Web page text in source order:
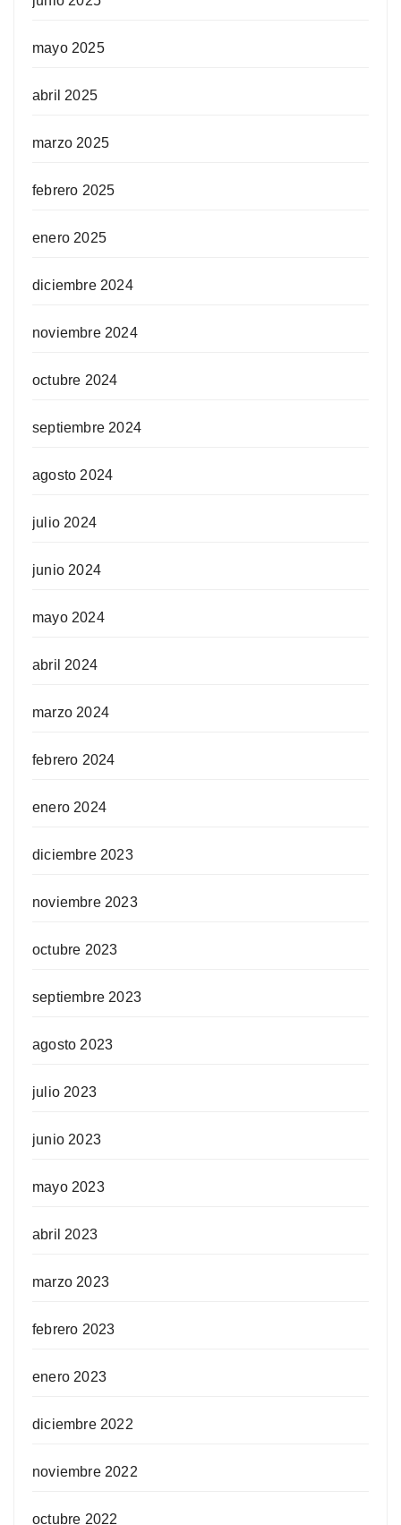
mayo 2025
abril 2025
marzo 2025
febrero 2025
enero 2025
diciembre 2024
noviembre 2024
octubre 2024
septiembre 2024
agosto 2024
julio 2024
junio 2024
mayo 2024
abril 2024
marzo 2024
febrero 2024
enero 2024
diciembre 2023
noviembre 2023
octubre 2023
septiembre 2023
agosto 2023
julio 2023
junio 2023
mayo 2023
abril 2023
marzo 2023
febrero 2023
enero 2023
diciembre 2022
noviembre 2022
octubre 2022